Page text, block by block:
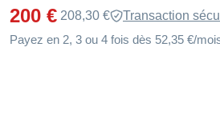
200 € 208,30 €
Transaction
Payez en 2, 3 ou 4 fois dès 52,35 €/